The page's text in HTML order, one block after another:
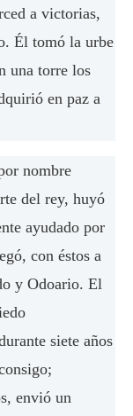
a victorias,
Él tomó la urbe
una torre los
en paz a
nombre
del rey, huyó
ayudado por
con éstos a
y Odoario. El
siete años
envió un